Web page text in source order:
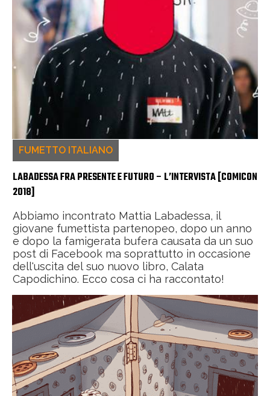
FUMETTO ITALIANO
LABADESSA FRA PRESENTE E FUTURO – L’INTERVISTA [COMICON
2018]
Abbiamo incontrato Mattia Labadessa, il
giovane fumettista partenopeo, dopo un anno
e dopo la famigerata bufera causata da un suo
post di Facebook ma soprattutto in occasione
dell'uscita del suo nuovo libro, Calata
Capodichino. Ecco cosa ci ha raccontato!